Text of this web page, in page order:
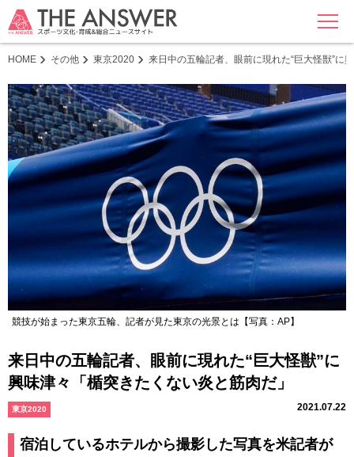
MENU
HOME その他 東京2020 来日中の五輪記者、眼前に現れた“巨大怪獣”に
競技が始まった東京五輪、記者が見た東京の光景とは【写真：AP】
来日中の五輪記者、眼前に現れた“巨大怪獣”に
興味津々「楯突きたくない炎と筋肉だ」
東京2020 2021.07.22
宿泊しているホテルから撮影した写真を米記者が